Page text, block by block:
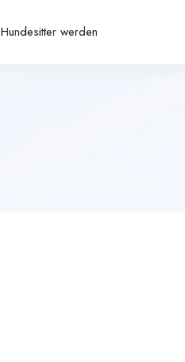
Hundesitter werden